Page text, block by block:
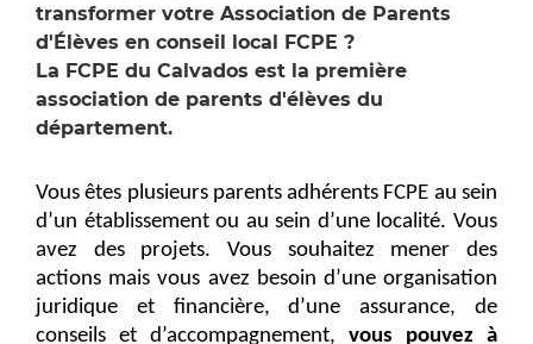
transformer votre Association de Parents
d'Élèves en conseil local FCPE ?
La FCPE du Calvados est la première
association de parents d'élèves du
département.
Vous êtes plusieurs parents adhérents FCPE au sein
d’un établissement ou au sein d’une localité. Vous
avez des projets. Vous souhaitez mener des
actions mais vous avez besoin d’une organisation
juridique et financière, d’une assurance, de
conseils et d’accompagnement, vous pouvez à